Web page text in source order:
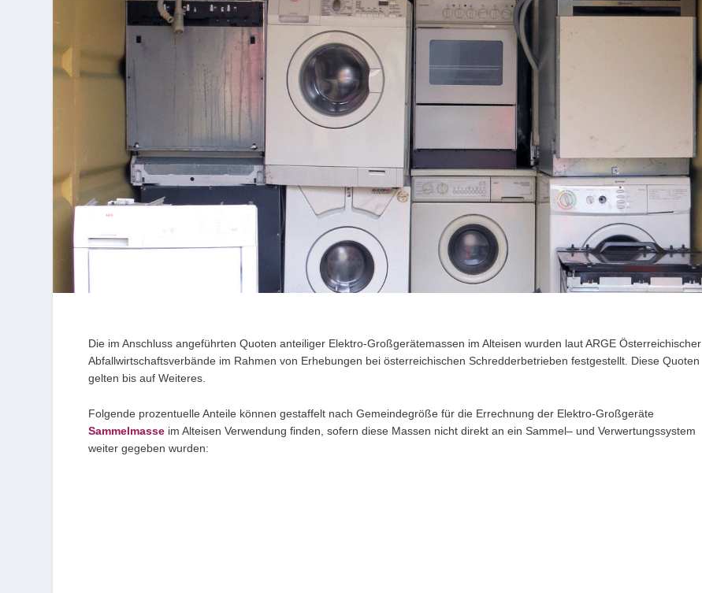
Die im Anschluss angeführten Quoten anteiliger Elektro-Großgerätemassen im Alteisen wurden laut ARGE Österreichischer
Abfallwirtschaftsverbände im Rahmen von Erhebungen bei österreichischen Schredderbetrieben festgestellt. Diese Quoten
gelten bis auf Weiteres.
Folgende prozentuelle Anteile können gestaffelt nach Gemeindegröße für die Errechnung der Elektro-Großgeräte
Sammelmasseim Alteisen Verwendung finden, sofern diese Massen nicht direkt an ein Sammel– und Verwertungssystem
weiter gegeben wurden: